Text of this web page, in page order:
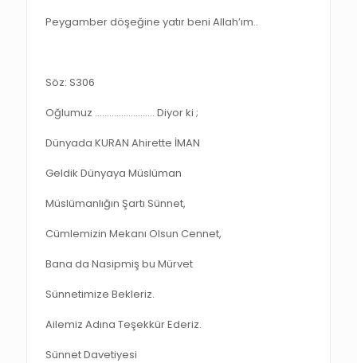
Peygamber döşeğine yatır beni Allah’ım..
Söz: S306
Oğlumuz ……………………. Diyor ki ;
Dünyada KURAN Ahirette İMAN
Geldik Dünyaya Müslüman
Müslümanlığın Şartı Sünnet,
Cümlemizin Mekanı Olsun Cennet,
Bana da Nasipmiş bu Mürvet
Sünnetimize Bekleriz.
Ailemiz Adına Teşekkür Ederiz.
Sünnet Davetiyesi